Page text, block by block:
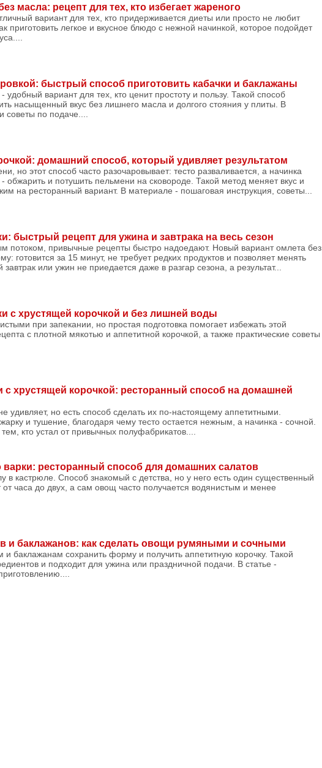
масла: рецепт для тех, кто избегает жареного
вариант для тех, кто придерживается диеты или просто не любит
приготовить легкое и вкусное блюдо с нежной начинкой, которое подойдет
быстрый способ приготовить кабачки и баклажаны
вариант для тех, кто ценит простоту и пользу. Такой способ
насыщенный вкус без лишнего масла и долгого стояния у плиты. В
по подаче....
домашний способ, который удивляет результатом
но этот способ часто разочаровывает: тесто разваливается, а начинка
- обжарить и потушить пельмени на сковороде. Такой метод меняет вкус и
на ресторанный вариант. В материале - пошаговая инструкция, советы...
быстрый рецепт для ужина и завтрака на весь сезон
потоком, привычные рецепты быстро надоедают. Новый вариант омлета без
готовится за 15 минут, не требует редких продуктов и позволяет менять
или ужин не приедается даже в разгар сезона, а результат...
с хрустящей корочкой и без лишней воды
при запекании, но простая подготовка помогает избежать этой
с плотной мякотью и аппетитной корочкой, а также практические советы
с хрустящей корочкой: ресторанный способ на домашней
удивляет, но есть способ сделать их по-настоящему аппетитными.
и тушение, благодаря чему тесто остается нежным, а начинка - сочной.
кто устал от привычных полуфабрикатов....
варки: ресторанный способ для домашних салатов
в кастрюле. Способ знакомый с детства, но у него есть один существенный
от часа до двух, а сам овощ часто получается водянистым и менее
и баклажанов: как сделать овощи румяными и сочными
и баклажанам сохранить форму и получить аппетитную корочку. Такой
и подходит для ужина или праздничной подачи. В статье -